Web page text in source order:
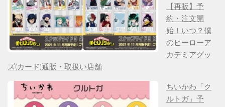
【再販】予
約・注文開
始！いつ？僕
のヒーローア
カデミアグッ
ズ(カード)通販・取扱い店舗
ちいかわ「ク
ルトガ」予